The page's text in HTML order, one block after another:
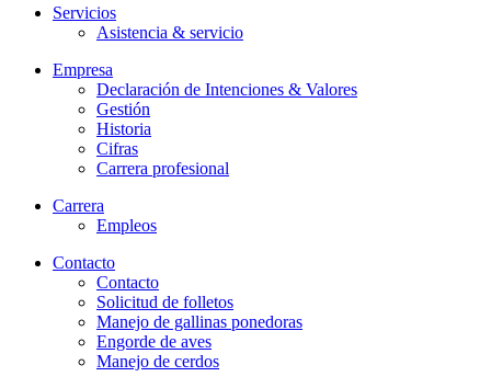
Servicios
Asistencia & servicio
Empresa
Declaración de Intenciones & Valores
Gestión
Historia
Cifras
Carrera profesional
Carrera
Empleos
Contacto
Contacto
Solicitud de folletos
Manejo de gallinas ponedoras
Engorde de aves
Manejo de cerdos